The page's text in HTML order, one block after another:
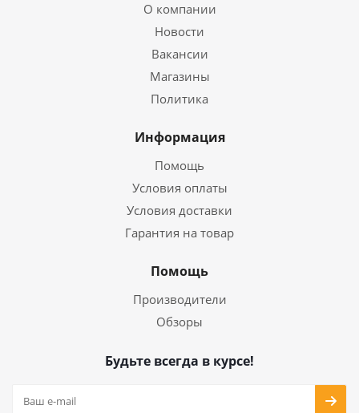
О компании
Новости
Вакансии
Магазины
Политика
Информация
Помощь
Условия оплаты
Условия доставки
Гарантия на товар
Помощь
Производители
Обзоры
Будьте всегда в курсе!